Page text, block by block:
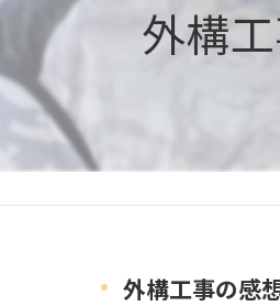
外構
外構工事の感